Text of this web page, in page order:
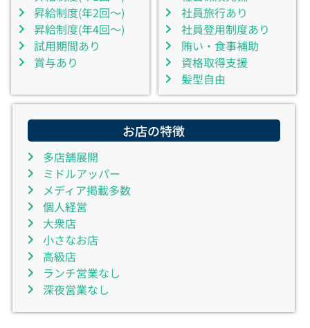
昇給制度(年2回～)
昇給制度(年4回～)
試用期間あり
賞与あり
社員旅行あり
社員登用制度あり
賄い・食事補助
資格取得支援
髪型自由
お店の特徴
多店舗展開
ミドルアッパー
メディア掲載多数
個人経営
大衆店
小さなお店
高級店
ランチ営業なし
深夜営業なし